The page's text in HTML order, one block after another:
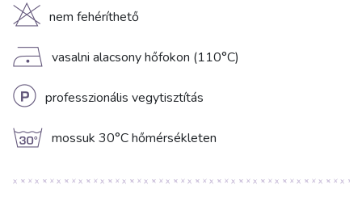
H nem fehéríthető
D vasalni alacsony hőfokon (110°C)
L professzionális vegytisztítás
g mossuk 30°C hőmérsékleten